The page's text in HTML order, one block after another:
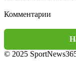
Комментарии
© 2025